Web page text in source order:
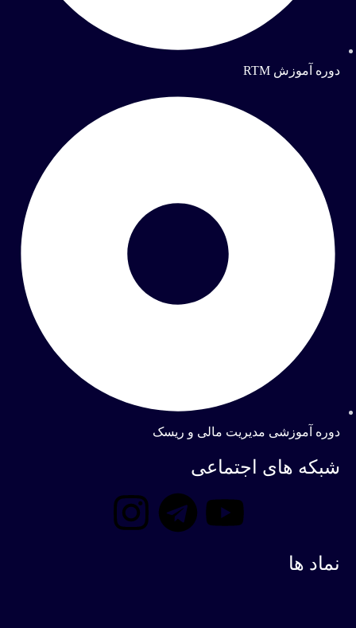
دوره آموزش RTM
دوره آموزشی مدیریت مالی و ریسک
شبکه های اجتماعی
نماد ها